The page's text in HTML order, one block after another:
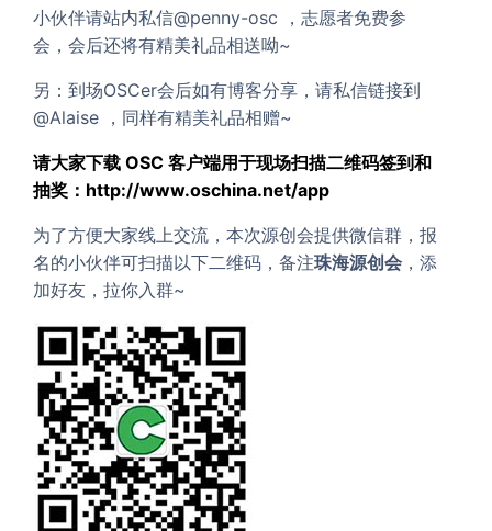
小伙伴请站内私信@penny-osc ，志愿者免费参
会，会后还将有精美礼品相送呦~
另：到场OSCer会后如有博客分享，请私信链接到
@Alaise ，同样有精美礼品相赠~
请大家下载 OSC 客户端用于现场扫描二维码签到和
抽奖：http://www.oschina.net/app
为了方便大家线上交流，本次源创会提供微信群，报
名的小伙伴可扫描以下二维码，备注珠海源创会 ，添
加好友，拉你入群~